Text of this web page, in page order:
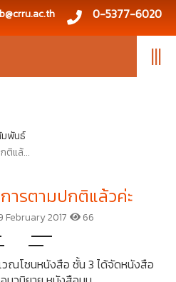
0-5377-6020
|||
มพันธ์
ติแล้...
ารตามปกติแล้วค่ะ
February 2017 66
ณโซนหนังสือ ชั้น 3 ได้จัดหนังสือ